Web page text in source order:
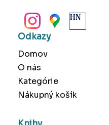
Odkazy
Domov
O nás
Kategórie
Nákupný košík